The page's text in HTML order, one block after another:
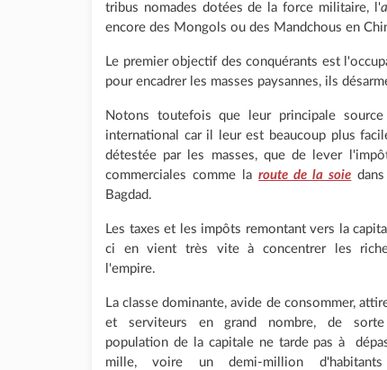
tribus nomades dotées de la force militaire, l'
encore des Mongols ou des Mandchous en
Le premier objectif des conquérants est
pour encadrer les masses paysannes, ils
Notons toutefois que leur principale
international car il leur est beaucoup plus
détestée par les masses, que de lever
commerciales comme laroute de la soie
Bagdad.
Les taxes et les impôts remontant vers la
ci en vient très vite à concentrer les
l'empire.
La classe dominante, avide de consommer,
et serviteurs en grand nombre, de
population de la capitale ne tarde pas à
mille, voire un demi-million d'habitants